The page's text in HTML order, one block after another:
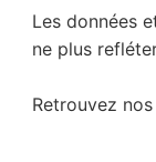
Les données
ne plus
Retrouvez